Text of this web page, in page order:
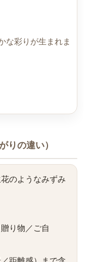
な彩りが生まれま
りの違い）
のようなみずみ
り物／ご自